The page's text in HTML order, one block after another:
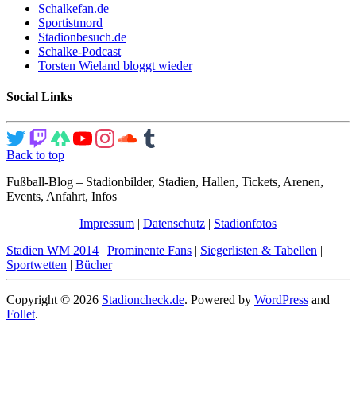
Schalkefan.de
Sportistmord
Stadionbesuch.de
Schalke-Podcast
Torsten Wieland bloggt wieder
Social Links
Back to top
Fußball-Blog – Stadionbilder, Stadien, Hallen, Tickets, Arenen,
Events, Anfahrt, Infos
Impressum | Datenschutz | Stadionfotos
Stadien WM 2014 | Prominente Fans | Siegerlisten & Tabellen |
Sportwetten | Bücher
Copyright © 2026 Stadioncheck.de. Powered by WordPress and
Follet.